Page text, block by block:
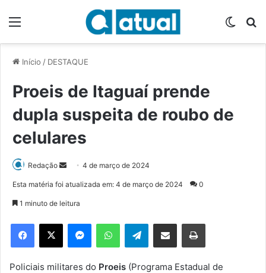
Início / DESTAQUE
Proeis de Itaguaí prende
dupla suspeita de roubo de
celulares
Redação
d
e
m
e
4 de março de 2024
Esta matéria foi atualizada em: 4 de março de 2024 0
1 minuto de leitura
Telegram
Policiais militares do Proeis (Programa Estadual de